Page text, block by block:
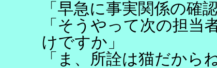
「早急に事実関係の
「そうやって次の担当
けですか」
「ま、所詮は猫だから